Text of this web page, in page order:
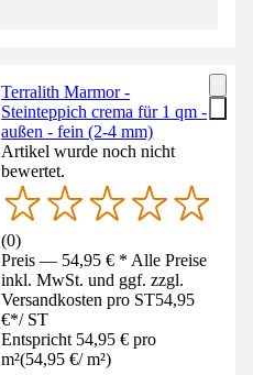
Terralith Marmor -
Steinteppich crema für 1 qm -
außen - fein (2-4 mm)
Artikel wurde noch nicht
bewertet.
(0)
Preis — 54,95 € * Alle Preise
inkl. MwSt. und ggf. zzgl.
Versandkosten pro ST54,95
€*/ ST
Entspricht 54,95 € pro
m²(54,95 €/ m²)